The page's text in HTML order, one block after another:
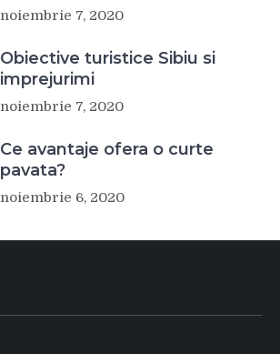
noiembrie 7, 2020
Obiective turistice Sibiu si
imprejurimi
noiembrie 7, 2020
Ce avantaje ofera o curte
pavata?
noiembrie 6, 2020